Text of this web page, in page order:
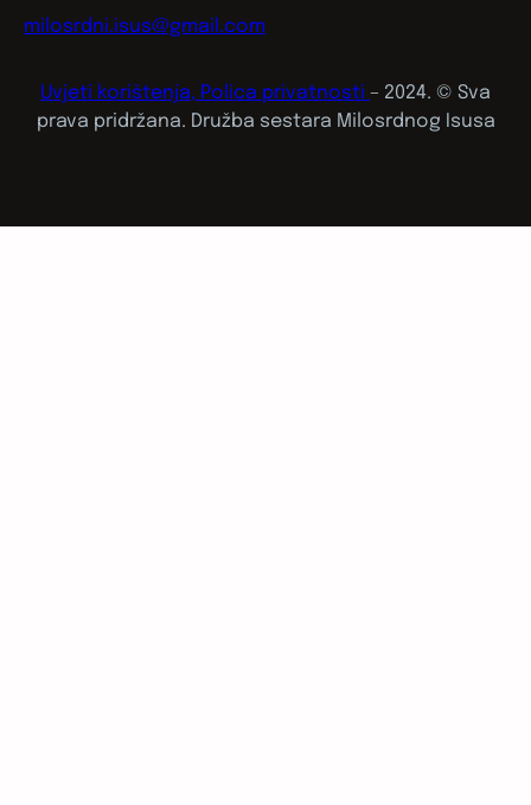
milosrdni.isus@gmail.com
Uvjeti korištenja, Polica privatnosti – 2024. © Sva
prava pridržana. Družba sestara Milosrdnog Isusa